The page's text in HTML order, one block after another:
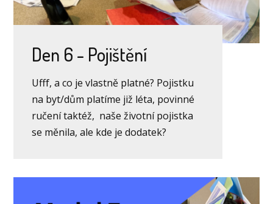
Den 6 - Pojištění
Ufff, a co je vlastně platné? Pojistku
na byt/dům platíme již léta, povinné
ručení taktéž, naše životní pojistka
se měnila, ale kde je dodatek?